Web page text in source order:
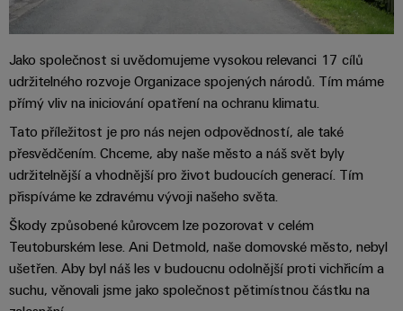
Jako společnost si uvědomujeme vysokou relevanci 17 cílů
udržitelného rozvoje Organizace spojených národů. Tím máme
přímý vliv na iniciování opatření na ochranu klimatu.
Tato příležitost je pro nás nejen odpovědností, ale také
přesvědčením. Chceme, aby naše město a náš svět byly
udržitelnější a vhodnější pro život budoucích generací. Tím
přispíváme ke zdravému vývoji našeho světa.
Škody způsobené kůrovcem lze pozorovat v celém
Teutoburském lese. Ani Detmold, naše domovské město, nebyl
ušetřen. Aby byl náš les v budoucnu odolnější proti vichřicím a
suchu, věnovali jsme jako společnost pětimístnou částku na